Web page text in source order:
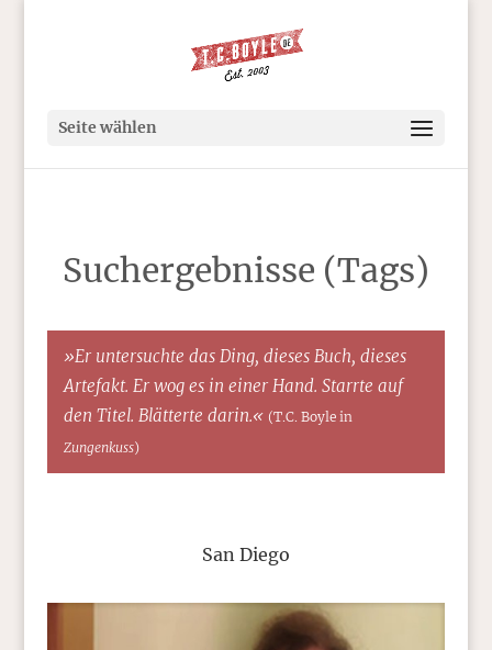
Seite wählen
Suchergebnisse (Tags)
»Er untersuchte das Ding, dieses Buch, dieses
Artefakt. Er wog es in einer Hand. Starrte auf
den Titel. Blätterte darin.« (T.C. Boyle in
Zungenkuss)
San Diego